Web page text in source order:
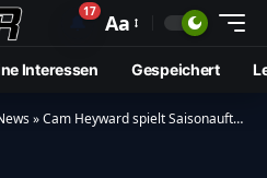
🔔17 Aa
Interessen Gespeichert
»Cam Heyward spielt Saisonauftakt nach neuem Steelers-Vertrag